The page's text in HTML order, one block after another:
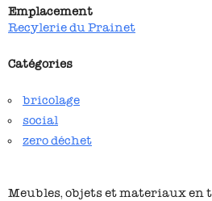
Emplacement
Recylerie du Prainet
Catégories
bricolage
social
zero déchet
Meubles, objets et materiaux en